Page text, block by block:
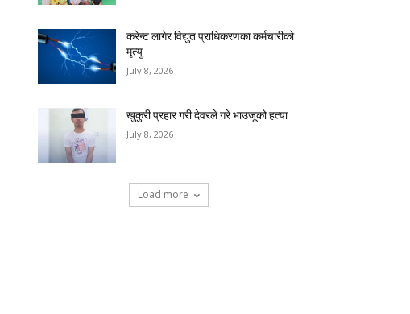
करेन्ट लागेर विद्युत प्राधिकरणका कर्मचारीको
मृत्यु
July 8, 2026
खुकुरी प्रहार गरी देवरले गरे भाउजूको हत्या
July 8, 2026
Load more